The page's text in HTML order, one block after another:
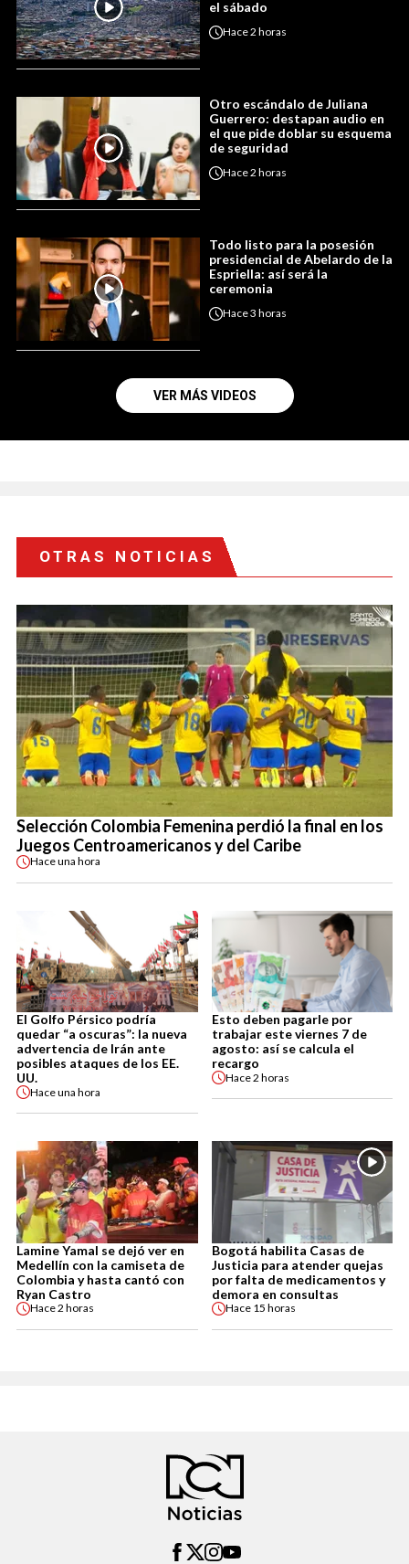
el sábado
Hace2 horas
Otro escándalo de Juliana
Guerrero: destapan audio en
el que pide doblar su esquema
de seguridad
Hace2 horas
Todo listo para la posesión
presidencial de Abelardo de la
Espriella: así será la
ceremonia
Hace3 horas
VER MÁS VIDEOS
OTRAS NOTICIAS
Selección Colombia Femenina perdió la final en los
Juegos Centroamericanos y del Caribe
Haceuna hora
El Golfo Pérsico podría
quedar “a oscuras”: la nueva
advertencia de Irán ante
posibles ataques de los EE.
UU.
Haceuna hora
Esto deben pagarle por
trabajar este viernes 7 de
agosto: así se calcula el
recargo
Hace2 horas
Lamine Yamal se dejó ver en
Medellín con la camiseta de
Colombia y hasta cantó con
Ryan Castro
Hace2 horas
Bogotá habilita Casas de
Justicia para atender quejas
por falta de medicamentos y
demora en consultas
Hace 15 horas